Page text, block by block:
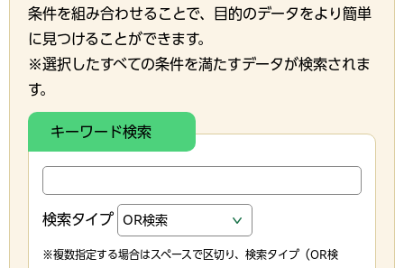
条件を組み合わせることで、目的のデータをより簡単
に見つけることができます。
※選択したすべての条件を満たすデータが検索されま
す。
キーワード検索
検索タイプ
※複数指定する場合はスペースで区切り、検索タイプ（OR検